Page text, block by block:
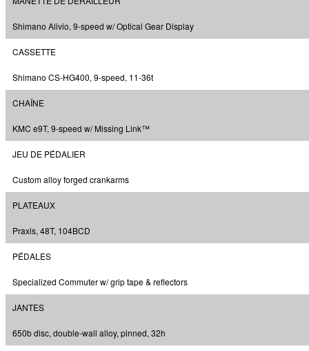
Shimano Alivio, 9-speed w/ Optical Gear Display
CASSETTE
Shimano CS-HG400, 9-speed, 11-36t
CHAÎNE
KMC e9T, 9-speed w/ Missing Link™
JEU DE PÉDALIER
Custom alloy forged crankarms
PLATEAUX
Praxis, 48T, 104BCD
PÉDALES
Specialized Commuter w/ grip tape & reflectors
JANTES
650b disc, double-wall alloy, pinned, 32h